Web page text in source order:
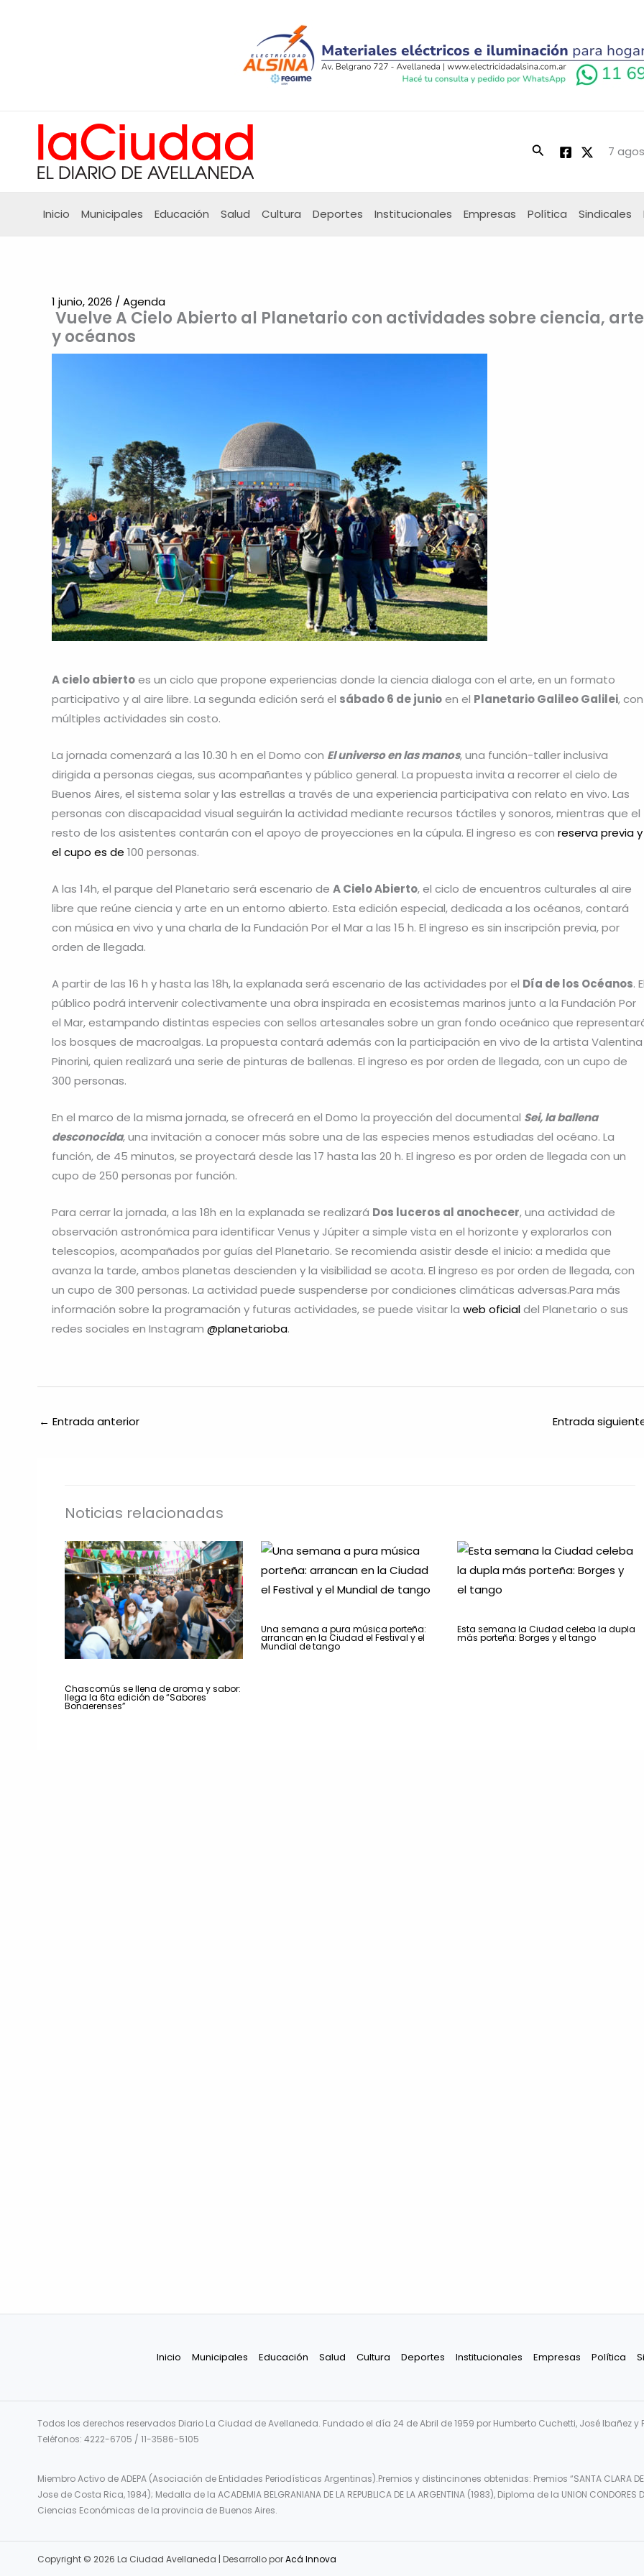
Buscar 7
Inicio Municipales Educación Salud Cultura Deportes Institucionales Empresas Política Sindicales
Vuelve A Cielo Abierto al Planetario con actividades sobre ciencia, arte
y océanos
1 junio, 2026 / Agenda
A cielo abiertoes un ciclo que propone experiencias donde la ciencia dialoga con el arte, en un formato
participativo y al aire libre. La segunda edición será el sábado 6 de junioen el Planetario Galileo Galilei, con
múltiples actividades sin costo.
La jornada comenzará a las 10.30 h en el Domo con El universo en las manos, una función-taller inclusiva
dirigida a personas ciegas, sus acompañantes y público general. La propuesta invita a recorrer el cielo de
Buenos Aires, el sistema solar y las estrellas a través de una experiencia participativa con relato en vivo. Las
personas con discapacidad visual seguirán la actividad mediante recursos táctiles y sonoros, mientras que el
resto de los asistentes contarán con el apoyo de proyecciones en la cúpula. El ingreso es con reserva previa y
el cupo es de 100 personas.
A las 14h, el parque del Planetario será escenario de A Cielo Abierto, el ciclo de encuentros culturales al aire
libre que reúne ciencia y arte en un entorno abierto. Esta edición especial, dedicada a los océanos, contará
con música en vivo y una charla de la Fundación Por el Mar a las 15 h. El ingreso es sin inscripción previa, por
orden de llegada.
A partir de las 16 h y hasta las 18h, la explanada será escenario de las actividades por el Día de los Océanos.
público podrá intervenir colectivamente una obra inspirada en ecosistemas marinos junto a la Fundación Por
el Mar, estampando distintas especies con sellos artesanales sobre un gran fondo oceánico que
los bosques de macroalgas. La propuesta contará además con la participación en vivo de la artista Valentina
Pinorini, quien realizará una serie de pinturas de ballenas. El ingreso es por orden de llegada, con un cupo de
300 personas.
En el marco de la misma jornada, se ofrecerá en el Domo la proyección del documental Sei, la ballena
desconocida, una invitación a conocer más sobre una de las especies menos estudiadas del océano. La
función, de 45 minutos, se proyectará desde las 17 hasta las 20 h. El ingreso es por orden de llegada con un
cupo de 250 personas por función.
Para cerrar la jornada, a las 18h en la explanada se realizará Dos luceros al anochecer, una actividad de
observación astronómica para identificar Venus y Júpiter a simple vista en el horizonte y explorarlos con
telescopios, acompañados por guías del Planetario. Se recomienda asistir desde el inicio: a medida que
avanza la tarde, ambos planetas descienden y la visibilidad se acota. El ingreso es por orden de llegada, con
un cupo de 300 personas. La actividad puede suspenderse por condiciones climáticas adversas.Para más
información sobre la programación y futuras actividades, se puede visitar la web oficialdel Planetario o sus
redes sociales en Instagram @planetarioba.
← Entrada anterior Entrada
Noticias relacionadas
Chascomús se llena de aroma y sabor:
llega la 6ta edición de “Sabores
Bonaerenses”
Una semana a pura música porteña:
arrancan en la Ciudad el Festival y el
Mundial de tango
Esta semana la Ciudad celeba la dupla
más porteña: Borges y el tango
Inicio Municipales Educación Salud Cultura Deportes Institucionales Empresas Política
Todos los derechos reservados Diario La Ciudad de Avellaneda. Fundado el día 24 de Abril de 1959 por Humberto Cuchetti, José Ibañez
Teléfonos: 4222-6705 / 11-3586-5105
Miembro Activo de ADEPA (Asociación de Entidades Periodísticas Argentinas).Premios y distincinones obtenidas: Premios “SANTA CLARA DE
Jose de Costa Rica, 1984); Medalla de la ACADEMIA BELGRANIANA DE LA REPUBLICA DE LA ARGENTINA (1983), Diploma de la UNION
Ciencias Económicas de la provincia de Buenos Aires.
Copyright © 2026 La Ciudad Avellaneda | Desarrollo porAcá Innova